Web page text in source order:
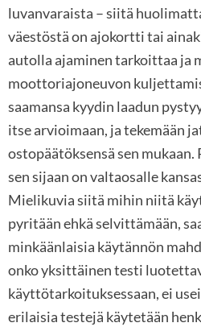
luvanvaraista – siitä
väestöstä on ajokortti tai
autolla ajaminen tarkoittaa ja
moottoriajoneuvon
saamansa kyydin laadun
itse arvioimaan, ja tekemään
ostopäätöksensä sen
sen sijaan on valtaosalle
Mielikuvia siitä mihin niitä
pyritään ehkä selvittämään,
minkäänlaisia käytännön
onko yksittäinen testi
käyttötarkoituksessaan, ei
erilaisia testejä käytetään